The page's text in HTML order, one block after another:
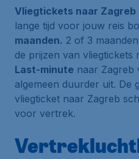
Vliegtickets naar Zagreb
lange tijd voor jouw reis
maanden. 2 of 3
de prijzen van vliegtickets
Last-minute naar Zagreb
algemeen duurder uit. De
vliegticket naar Zagreb
voor vertrek.